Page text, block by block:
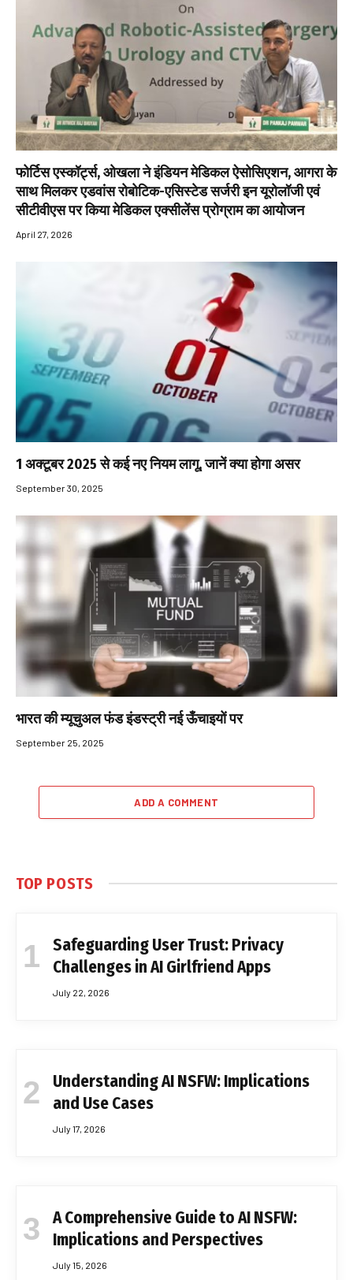
फोर्टिस एस्कॉर्ट्स, ओखला ने इंडियन मेडिकल ऐसोसिएशन, आगरा के
साथ मिलकर एडवांस रोबोटिक-एसिस्टेड सर्जरी इन यूरोलॉजी एवं
सीटीवीएस पर किया मेडिकल एक्सीलेंस प्रोग्राम का आयोजन
April 27, 2026
1 अक्टूबर 2025 से कई नए नियम लागू, जानें क्या होगा असर
September 30, 2025
भारत की म्यूचुअल फंड इंडस्ट्री नई ऊँचाइयों पर
September 25, 2025
ADD A COMMENT
TOP POSTS
Safeguarding User Trust: Privacy
Challenges in AI Girlfriend Apps
July 22, 2026
Understanding AI NSFW: Implications
and Use Cases
July 17, 2026
A Comprehensive Guide to AI NSFW:
Implications and Perspectives
July 15, 2026